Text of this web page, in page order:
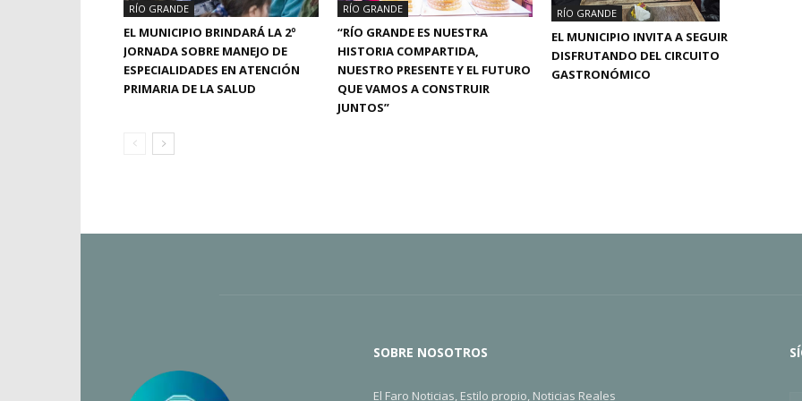
RÍO GRANDE
EL MUNICIPIO BRINDARÁ LA 2º
JORNADA SOBRE MANEJO DE
ESPECIALIDADES EN ATENCIÓN
PRIMARIA DE LA SALUD
RÍO GRANDE
“RÍO GRANDE ES NUESTRA
HISTORIA COMPARTIDA,
NUESTRO PRESENTE Y EL FUTURO
QUE VAMOS A CONSTRUIR
JUNTOS”
RÍO GRANDE
EL MUNICIPIO INVITA A SEGUIR
DISFRUTANDO DEL CIRCUITO
GASTRONÓMICO
SOBRE NOSOTROS
El Faro Noticias, Estilo propio, Noticias Reales